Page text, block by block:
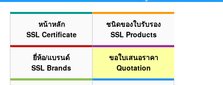
หน้าหลัก
SSL Certificate
ชนิดของใบรับรอง
SSL Products
ยี่ห้อ/แบรนด์
SSL Brands
ขอใบเสนอราคา
Quotation